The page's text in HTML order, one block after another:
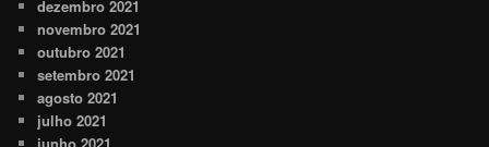
dezembro 2021
novembro 2021
outubro 2021
setembro 2021
agosto 2021
julho 2021
junho 2021